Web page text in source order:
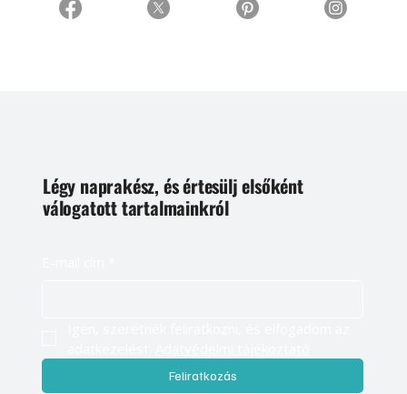
Légy naprakész, és értesülj elsőként
válogatott tartalmainkról
Feliratkozás